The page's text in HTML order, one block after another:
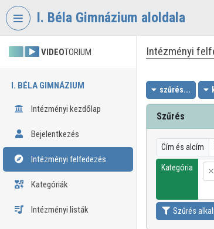
Fejléc kihagyása
I. Béla Gimnázium aloldala
VIDEOTORIUM
I. BÉLA GIMNÁZIUM
Intézményi kezdőlap
Bejelentkezés
Intézményi felfedezés
Kategóriák
Intézményi listák
Intézményi
szűrés...
Szűrés
Cím és alcím
Kategória
Szűrés